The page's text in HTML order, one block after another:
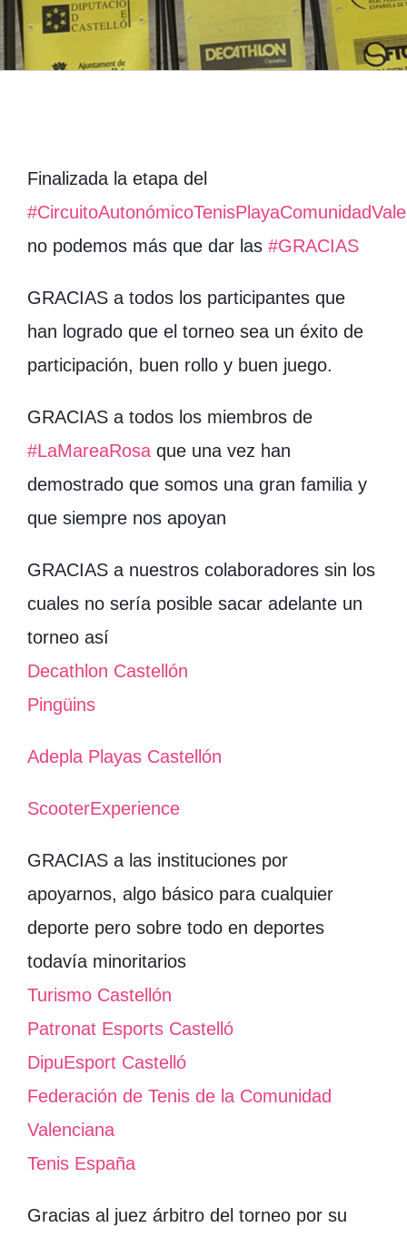
Finalizada la etapa del
no podemos más que dar las #GRACIAS
GRACIAS a todos los participantes que
han logrado que el torneo sea un éxito de
participación, buen rollo y buen juego.
GRACIAS a todos los miembros de
#LaMareaRosa que una vez han
demostrado que somos una gran familia y
que siempre nos apoyan
GRACIAS a nuestros colaboradores sin los
cuales no sería posible sacar adelante un
torneo así
Decathlon Castellón
Pingüins
Adepla Playas Castellón
ScooterExperience
GRACIAS a las instituciones por
apoyarnos, algo básico para cualquier
deporte pero sobre todo en deportes
todavía minoritarios
Turismo Castellón
Patronat Esports Castelló
DipuEsport Castelló
Federación de Tenis de la Comunidad
Valenciana
Tenis España
Gracias al juez árbitro del torneo por su